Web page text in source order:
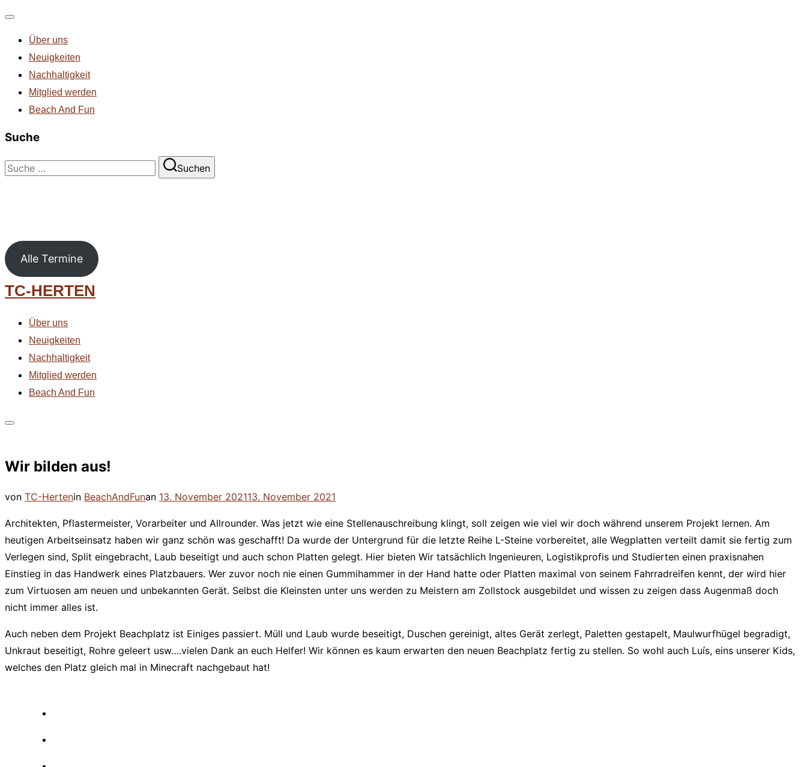
umschalten
Über uns
Neuigkeiten
Nachhaltigkeit
Mitglied werden
Beach And Fun
Suche
Suchen
Suchen
Alle Termine
Zum
Inhalt
springen
TC-HERTEN
Über uns
Neuigkeiten
Nachhaltigkeit
Mitglied werden
Beach And Fun
Navigation
Wir bilden aus!
von TC-Hertenin BeachAndFunan Veröffentlicht
13. November 202113. November 2021
Architekten, Pflastermeister, Vorarbeiter und Allrounder. Was jetzt wie eine Stellenauschreibung klingt, soll zeigen wie viel wir doch während unserem Projekt lernen. Am
heutigen Arbeitseinsatz haben wir ganz schön was geschafft! Da wurde der Untergrund für die letzte Reihe L-Steine vorbereitet, alle Wegplatten verteilt damit sie fertig zum
Verlegen sind, Split eingebracht, Laub beseitigt und auch schon Platten gelegt. Hier bieten Wir tatsächlich Ingenieuren, Logistikprofis und Studierten einen praxisnahen
Einstieg in das Handwerk eines Platzbauers. Wer zuvor noch nie einen Gummihammer in der Hand hatte oder Platten maximal von seinem Fahrradreifen kennt, der wird hier
zum Virtuosen am neuen und unbekannten Gerät. Selbst die Kleinsten unter uns werden zu Meistern am Zollstock ausgebildet und wissen zu zeigen dass Augenmaß doch
nicht immer alles ist.
Auch neben dem Projekt Beachplatz ist Einiges passiert. Müll und Laub wurde beseitigt, Duschen gereinigt, altes Gerät zerlegt, Paletten gestapelt, Maulwurfhügel begradigt,
Unkraut beseitigt, Rohre geleert usw….vielen Dank an euch Helfer! Wir können es kaum erwarten den neuen Beachplatz fertig zu stellen. So wohl auch Luís, eins unserer Kids,
welches den Platz gleich mal in Minecraft nachgebaut hat!